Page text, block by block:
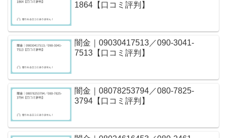
1864【口コミ評判】
闇金｜09030417513／090-3041-
7513【口コミ評判】
闇金｜08078253794／080-7825-
3794【口コミ評判】